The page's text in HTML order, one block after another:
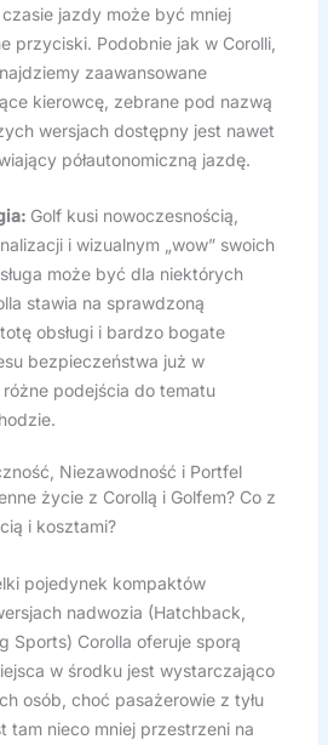
jazdy może być mniej
przyciski. Podobnie jak w Corolli,
zaawansowane
kierowcę, zebrane pod nazwą
wersjach dostępny jest nawet
półautonomiczną jazdę.
Golf kusi nowoczesnością,
i wizualnym „wow” swoich
może być dla niektórych
stawia na sprawdzoną
obsługi i bardzo bogate
bezpieczeństwa już w
podejścia do tematu
Niezawodność i Portfel
życie z Corollą i Golfem? Co z
i kosztami?
pojedynek kompaktów
nadwozia (Hatchback,
Sports) Corolla oferuje sporą
w środku jest wystarczająco
osób, choć pasażerowie z tyłu
tam nieco mniej przestrzeni na